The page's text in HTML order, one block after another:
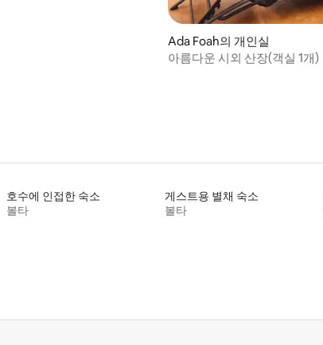
3개 Ada Foah의 개인실
아름다운 시외 산장(객실 1개)
호수에 인접한 숙소
볼타
게스트용 별채 숙소
볼타